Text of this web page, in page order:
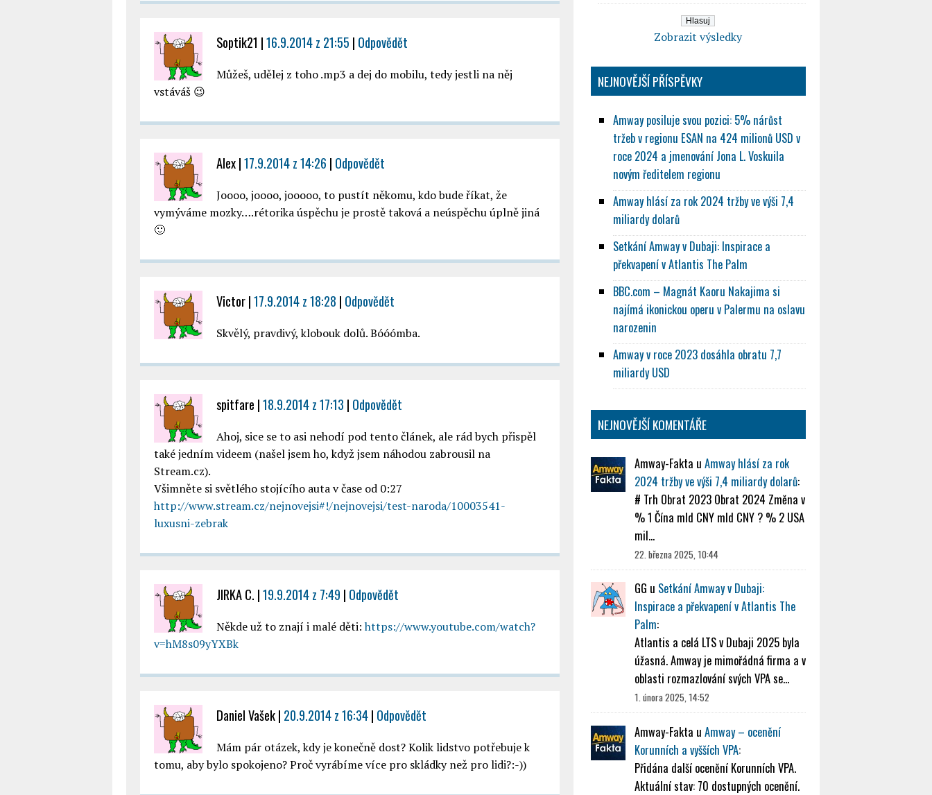
Soptik21 |16.9.2014 z 21:55 | Odpovědět
Můžeš, udělej z toho .mp3 a dej do mobilu, tedy jestli na něj
vstáváš 😉
Alex|17.9.2014 z 14:26 | Odpovědět
Joooo, joooo, jooooo, to pustít někomu, kdo bude říkat, že
vymýváme mozky….rétorika úspěchu je prostě taková a neúspěchu úplně jiná
🙂
Victor|17.9.2014 z 18:28 | Odpovědět
Skvělý, pravdivý, klobouk dolů. Bóóómba.
spitfare |18.9.2014 z 17:13 | Odpovědět
Ahoj, sice se to asi nehodí pod tento článek, ale rád bych přispěl
také jedním videem (našel jsem ho, když jsem náhodou zabrousil na
Stream.cz).
Všimněte si světlého stojícího auta v čase od 0:27
http://www.stream.cz/nejnovejsi#!/nejnovejsi/test-naroda/10003541-
luxusni-zebrak
JIRKA C. |19.9.2014 z 7:49 | Odpovědět
Někde už to znají i malé děti:https://www.youtube.com/watch?
v=hM8s09yYXBk
Daniel Vašek| 20.9.2014 z 16:34| Odpovědět
Mám pár otázek, kdy je konečně dost? Kolik lidstvo potřebuje k
tomu, aby bylo spokojeno? Proč vyrábíme více pro skládky než pro lidi?:-))
Zobrazit výsledky
NEJNOVĚJŠÍ PŘÍSPĚVKY
Amway posiluje svou pozici: 5% nárůst
tržeb v regionu ESAN na 424 milionů USD v
roce 2024 a jmenování Jona L. Voskuila
novým ředitelem regionu
Amway hlásí za rok 2024 tržby ve výši 7,4
miliardy dolarů
Setkání Amway v Dubaji: Inspirace a
překvapení v Atlantis The Palm
BBC.com – Magnát Kaoru Nakajima si
najímá ikonickou operu v Palermu na oslavu
narozenin
Amway v roce 2023 dosáhla obratu 7,7
miliardy USD
NEJNOVĚJŠÍ KOMENTÁŘE
Amway-Fakta u Amway hlásí za rok
2024 tržby ve výši 7,4 miliardy dolarů:
# Trh Obrat 2023 Obrat 2024 Změna v
% 1 Čína mld CNY mld CNY ? % 2 USA
mil…
22. března 2025, 10:44
GG u Setkání Amway v Dubaji:
Inspirace a překvapení v Atlantis The
Palm:
Atlantis a celá LTS v Dubaji 2025 byla
úžasná. Amway je mimořádná firma a v
oblasti rozmazlování svých VPA se…
1. února 2025, 14:52
Amway-Fakta u Amway – ocenění
Korunních a vyšších VPA:
Přidána další ocenění Korunních VPA.
Aktuální stav: 70 dostupných ocenění.